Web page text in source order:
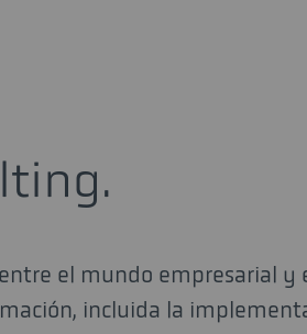
el mundo empresarial y
incluida la